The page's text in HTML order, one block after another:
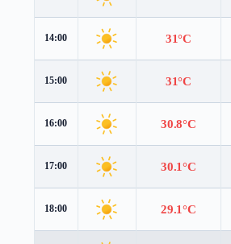
14:00 31°C
15:00 31°C
16:00 30.8°C
17:00 30.1°C
18:00 29.1°C